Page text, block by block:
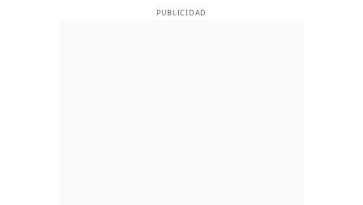
PUBLICIDAD